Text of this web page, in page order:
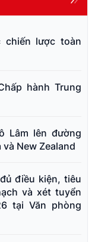
chiến lược toàn
hành Trung
Lâm lên đường
New Zealand
điều kiện, tiêu
và xét tuyển
tại Văn phòng